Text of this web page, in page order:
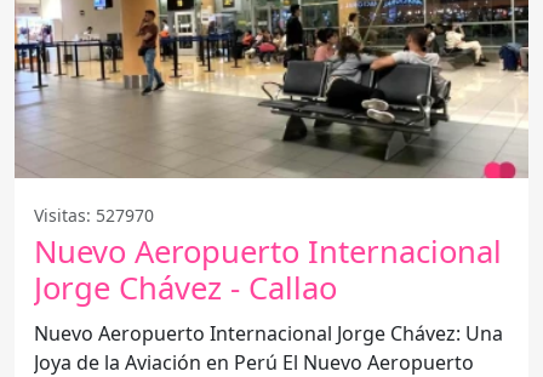
Visitas: 527970
Nuevo Aeropuerto Internacional
Jorge Chávez - Callao
Nuevo Aeropuerto Internacional Jorge Chávez: Una
Joya de la Aviación en Perú El Nuevo Aeropuerto